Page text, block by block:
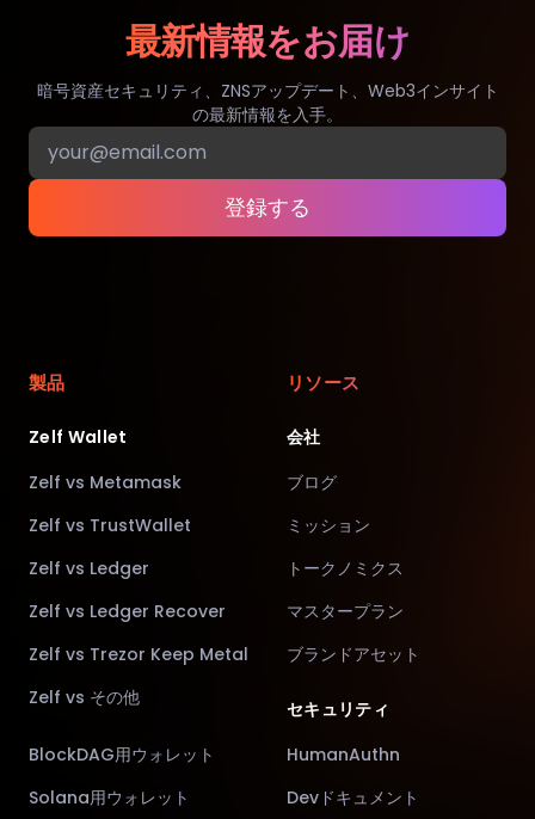
最新情報をお届け
暗号資産セキュリティ、ZNSアップデート、Web3インサイト
の最新情報を入手。
登録する
製品
Zelf Wallet
Zelf vs Metamask
Zelf vs TrustWallet
Zelf vs Ledger
Zelf vs Ledger Recover
Zelf vs Trezor Keep Metal
Zelf vs その他
BlockDAG用ウォレット
Solana用ウォレット
リソース
会社
ブログ
ミッション
トークノミクス
マスタープラン
ブランドアセット
セキュリティ
HumanAuthn
Devドキュメント